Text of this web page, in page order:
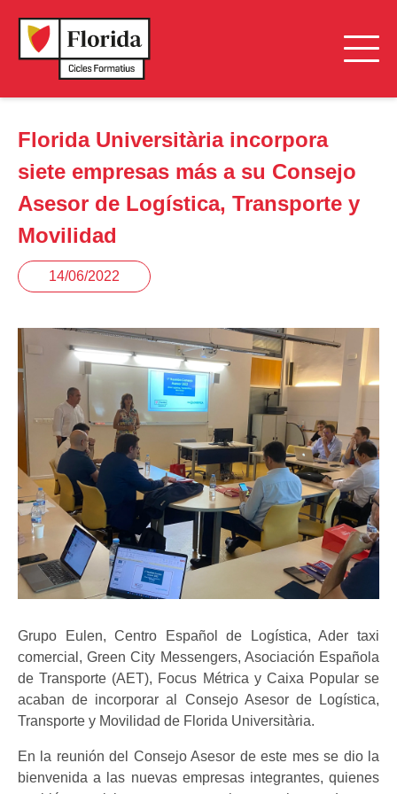
Florida Universitària incorpora
siete empresas más a su Consejo
Asesor de Logística, Transporte y
Movilidad
14/06/2022
Grupo Eulen, Centro Español de Logística, Ader taxi
comercial, Green City Messengers, Asociación Española
de Transporte (AET), Focus Métrica y Caixa Popular se
acaban de incorporar al Consejo Asesor de Logística,
Transporte y Movilidad de Florida Universitària.
En la reunión del Consejo Asesor de este mes se dio la
bienvenida a las nuevas empresas integrantes, quienes